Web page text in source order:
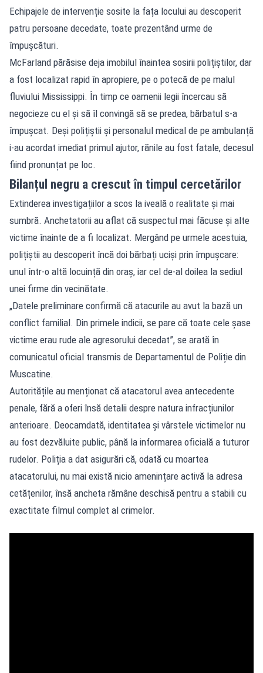
Echipajele de intervenție sosite la fața locului au descoperit
patru persoane decedate, toate prezentând urme de
împușcături.
McFarland părăsise deja imobilul înaintea sosirii polițiștilor, dar
a fost localizat rapid în apropiere, pe o potecă de pe malul
fluviului Mississippi. În timp ce oamenii legii încercau să
negocieze cu el și să îl convingă să se predea, bărbatul s-a
împușcat. Deși polițiștii și personalul medical de pe ambulanță
i-au acordat imediat primul ajutor, rănile au fost fatale, decesul
fiind pronunțat pe loc.
Bilanțul negru a crescut în timpul cercetărilor
Extinderea investigațiilor a scos la iveală o realitate și mai
sumbră. Anchetatorii au aflat că suspectul mai făcuse și alte
victime înainte de a fi localizat. Mergând pe urmele acestuia,
polițiștii au descoperit încă doi bărbați uciși prin împușcare:
unul într-o altă locuință din oraș, iar cel de-al doilea la sediul
unei firme din vecinătate.
„Datele preliminare confirmă că atacurile au avut la bază un
conflict familial. Din primele indicii, se pare că toate cele șase
victime erau rude ale agresorului decedat”, se arată în
comunicatul oficial transmis de Departamentul de Poliție din
Muscatine.
Autoritățile au menționat că atacatorul avea antecedente
penale, fără a oferi însă detalii despre natura infracțiunilor
anterioare. Deocamdată, identitatea și vârstele victimelor nu
au fost dezvăluite public, până la informarea oficială a tuturor
rudelor. Poliția a dat asigurări că, odată cu moartea
atacatorului, nu mai există nicio amenințare activă la adresa
cetățenilor, însă ancheta rămâne deschisă pentru a stabili cu
exactitate filmul complet al crimelor.